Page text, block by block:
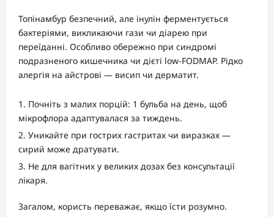
Топінамбур безпечний, але інулін ферментується
бактеріями, викликаючи гази чи діарею при
переїданні. Особливо обережно при синдромі
подразненого кишечника чи дієті low-FODMAP. Рідко
алергія на айстрові — висип чи дерматит.
Почніть з малих порцій: 1 бульба на день, щоб
мікрофлора адаптувалася за тиждень.
Уникайте при гострих гастритах чи виразках —
сирий може дратувати.
Не для вагітних у великих дозах без консультації
лікаря.
Загалом, користь переважає, якщо їсти розумно.